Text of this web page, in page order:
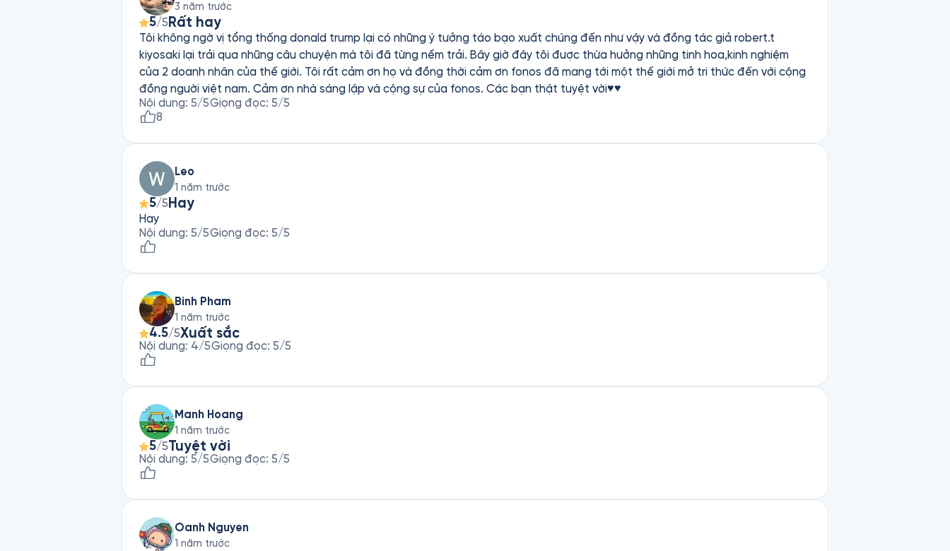
3 năm trước
5/5 Rất hay
Tôi không ngờ vị tổng thống donald trump lại có những ý tưởng táo bạo xuất chúng đến như vậy và đồng tác giả robert.t
kiyosaki lại trải qua những câu chuyện mà tôi đã từng nếm trải. Bây giờ đây tôi được thừa hưởng những tinh hoa,kinh nghiệm
của 2 doanh nhân của thế giới. Tôi rất cảm ơn họ và đồng thời cảm ơn fonos đã mang tới một thế giới mở tri thức đến với cộng
đồng người việt nam. Cảm ơn nhà sáng lập và cộng sự của fonos. Các bạn thật tuyệt vời♥♥
Nội dung: 5/5Giọng đọc: 5/5
8
Leo
1 năm trước
5/5 Hay
Hay
Nội dung: 5/5Giọng đọc: 5/5
Binh Pham
1 năm trước
4.5/5Xuất sắc
Nội dung: 4/5Giọng đọc: 5/5
Manh Hoang
1 năm trước
5/5Tuyệt vời
Nội dung: 5/5Giọng đọc: 5/5
Oanh Nguyen
1 năm trước